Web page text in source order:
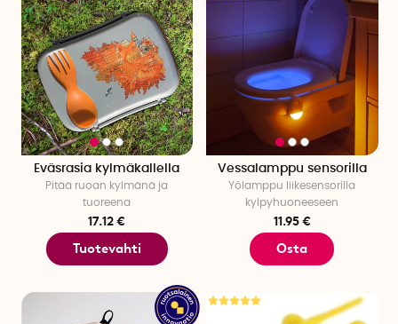
Eväsrasia kylmäkallella
Pitää ruoan kylmänä ja
tuoreena
17.12 €
Tuotevahti
Vessalamppu sensorilla
Yölamppu liikesensorilla
kylpyhuoneeseen
11.95 €
Osta